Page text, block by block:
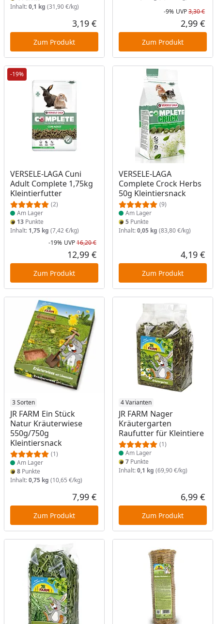
Inhalt:0,1 kg (31,90 €/kg)
Aktueller Preis
3,19 €
Zum Produkt
-9% UVP3,30 €
2,99 €
Zum Produkt
-19%
VERSELE-LAGA Cuni
Adult Complete 1,75kg
Kleintierfutter
(2)
Produkt am Lager
Am Lager
13 Punkte
Inhalt: 1,75 kg (7,42 €/kg)
Rabatt in Prozent
-19%
Ursprünglicher Preis
UVP16,20 €
Aktueller Preis
12,99 €
Zum Produkt
VERSELE-LAGA
Complete Crock Herbs
50g Kleintiersnack
(9)
Produkt am Lager
Am Lager
5Punkte
Inhalt:0,05 kg (83,80 €/kg)
4,19 €
Zum Produkt
3 Sorten
JR FARM Ein Stück
Natur Kräuterwiese
550g/750g
Kleintiersnack
(1)
Produkt am Lager
Am Lager
8 Punkte
Inhalt:0,75 kg (10,65 €/kg)
Aktueller Preis
7,99 €
Zum Produkt
4 Varianten
JR FARM Nager
Kräutergarten
Raufutter für Kleintiere
(1)
Produkt am Lager
Am Lager
7Punkte
Inhalt:0,1 kg (69,90 €/kg)
6,99 €
Zum Produkt